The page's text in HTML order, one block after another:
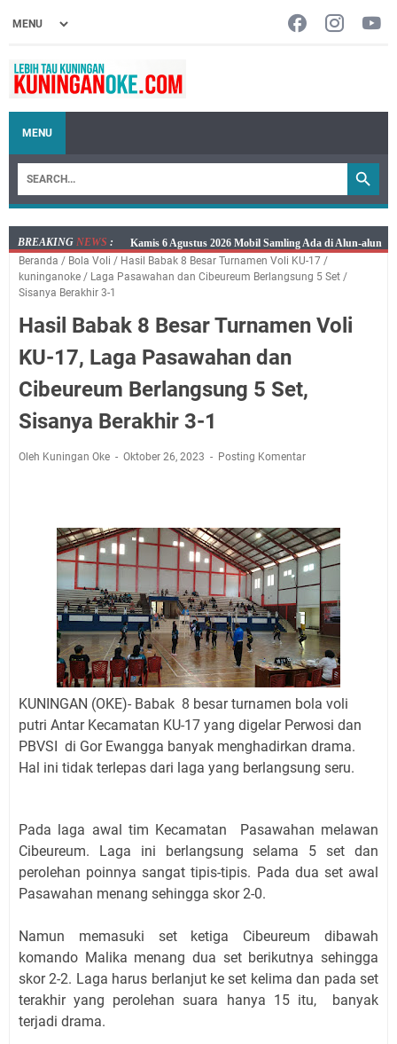
MENU
BREAKING NEWS :
Layanan Mobil Samsat Keliling Kuningan Kamis 6
Agustus 2026 Ada di Empat Titik
Setiap Noda Ada Pembersihnya, Salat Bisa Menjadi
Pembersih Dosa Kita, Ini Jadwal Salat Wilayah
Agenda Kegiatan Bupati, Wabup dan Sekda Kuningan
Rabu 5 Agustus 2026 Masing-masing Dua Acara
Rabu 5 Agustus 2026 Mobil SIM Keliling Kuningan Ada
Punya Takdir Masing-masing, Hidup yang Terlihat
Mewah, Belum Tentu Indah
Ayo Salat Kawan! Ini Jadwal Salat Wilayah Kuningan
Rabu 5 Agustus 2026
Agenda Kegiatan Bupati Kuningan Kamis 6 Agustus
2026 Ada Tiga Acara
Kamis 6 Agustus 2026 Mobil Samling Ada di Alun-alun
Luragung, Ini Persyaratan dan Besaran Biayanya
Beranda / Bola Voli / Hasil Babak 8 Besar Turnamen Voli KU-17 /
kuninganoke / Laga Pasawahan dan Cibeureum Berlangsung 5 Set /
Sisanya Berakhir 3-1
Hasil Babak 8 Besar Turnamen Voli
KU-17, Laga Pasawahan dan
Cibeureum Berlangsung 5 Set,
Sisanya Berakhir 3-1
Oleh Kuningan Oke Oktober 26, 2023 Posting Komentar
KUNINGAN (OKE)- Babak 8 besarturnamen bola voli
putri Antar Kecamatan KU-17 yang digelar Perwosi dan
PBVSI di Gor Ewangga banyak menghadirkan drama.
Hal ini tidak terlepas dari laga yang berlangsung seru.
Pada laga awal tim Kecamatan
Pasawahan melawan
Cibeureum. Laga ini berlangsung selama 5 set dan
perolehan poinnya sangat tipis-tipis. Pada dua set awal
Pasawahan menang sehingga skor 2-0.
Namun memasuki set ketiga Cibeureum dibawah
komando Malika menang dua set berikutnya sehingga
skor 2-2. Laga harus berlanjut ke set kelima dan pada set
terakhir yang perolehan suara hanya 15 itu, banyak
terjadi drama.